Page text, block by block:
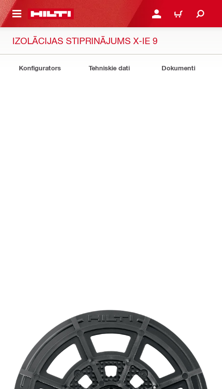
SATURU PIESLĒGTIES VAI
IEPIRKŠANĀS
IZOLĀCIJAS STIPRINĀJUMS X-IE 9
Konfigurators Tehniskie dati Dokumenti